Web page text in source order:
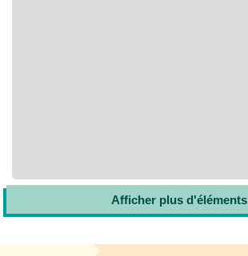
Afficher plus d'éléments